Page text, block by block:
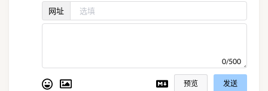
网址
0/500
预览 发送